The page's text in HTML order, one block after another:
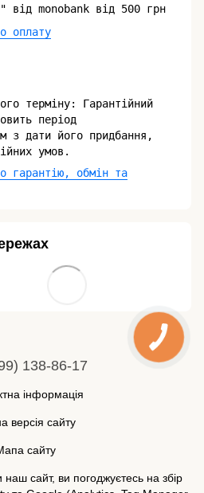
від monobank від 500 грн
оплату
терміну: Гарантійний
період
з дати його придбання,
умов.
гарантію, обмін та
138-86-17
інформація
версія сайту
сайту
сайт, ви погоджуєтесь на збір